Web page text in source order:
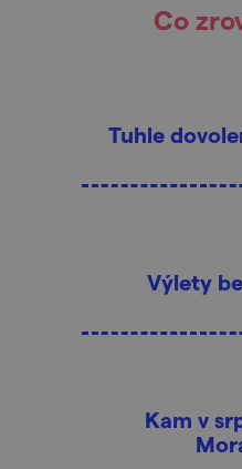
Co
Tuhle
Výlety
Kam v